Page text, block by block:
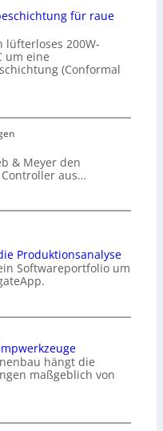
für raue
lüfterloses 200W-
um eine
(Conformal
& Meyer den
aus…
Produktionsanalyse
Softwareportfolio um
hängt die
maßgeblich von